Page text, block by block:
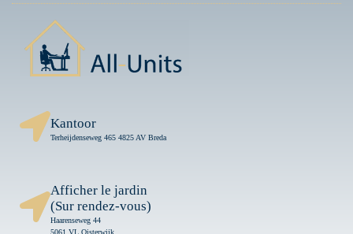
Kantoor
Terheijdenseweg 465 4825 AV Breda
Afficher le jardin
(Sur rendez-vous)
Haarenseweg 44
5061 VL Oisterwijk